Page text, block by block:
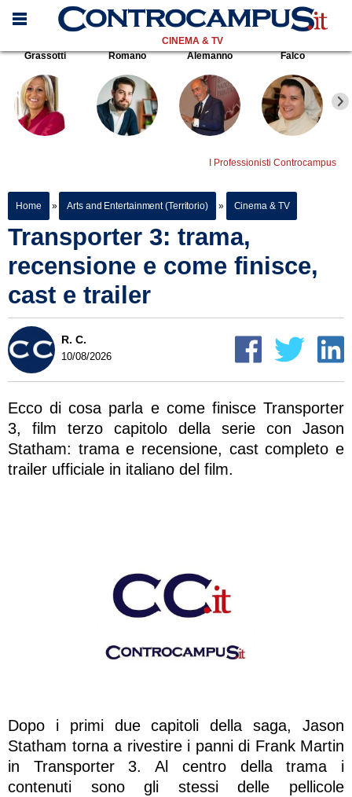
CINEMA & TV
Grassotti
Romano Alemanno Falco
I Professionisti Controcampus
Home » Arts and Entertainment (Territorio) » Cinema & TV
Transporter 3: trama,
recensione e come finisce,
cast e trailer
R. C.
10/08/2026
Ecco di cosa parla e come finisce Transporter
3, film terzo capitolo della serie con Jason
Statham: trama e recensione, cast completo e
trailer ufficiale in italiano del film.
Dopo i primi due capitoli della saga, Jason
Statham torna a rivestire i panni di Frank Martin
in Transporter 3. Al centro della trama i
contenuti sono gli stessi delle pellicole